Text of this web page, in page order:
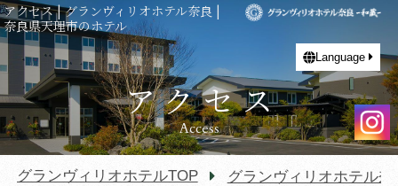
アクセス | グランヴィリオホテル奈良 |
奈良県天理市のホテル
アクセス
Access
Language
グランヴィリオホテルTOP グランヴィリオホテル奈